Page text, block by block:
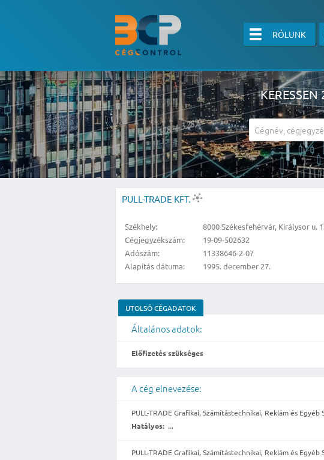
RÓLUNK
A részletes kereső csak belépett felhasználók
PULL-TRADE KFT.
Székhely:
8000 Székesfehérvár, Királysor u.
Cégjegyzékszám:
19-09-502632
Adószám:
11338646-2-07
Alapítás dátuma:
1995. december 27.
UTOLSÓ CÉGADATOK
Általános adatok:
Előfizetés szükséges
A cég elnevezése:
PULL-TRADE Grafikai, Számítástechnikai, Reklám és
Hatályos: ...
PULL-TRADE Grafikai, Számítástechnikai, Reklám és